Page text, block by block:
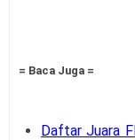
= Baca Juga =
Daftar Juara